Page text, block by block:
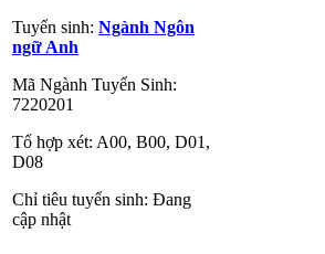
Tuyển sinh: Ngành Ngôn
ngữ Anh
Mã Ngành Tuyển Sinh:
7220201
Tổ hợp xét: A00, B00, D01,
D08
Chỉ tiêu tuyển sinh: Đang
cập nhật